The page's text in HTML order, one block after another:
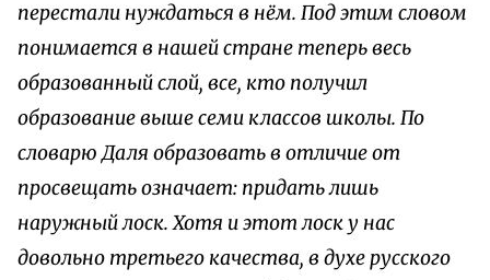
перестали нуждаться в нём. Под этим словом
понимается в нашей стране теперь весь
образованный слой, все, кто получил
образование выше семи классов школы. По
словарю Даля образовать в отличие от
просвещать означает: придать лишь
наружный лоск. Хотя и этот лоск у нас
довольно третьего качества, в духе русского